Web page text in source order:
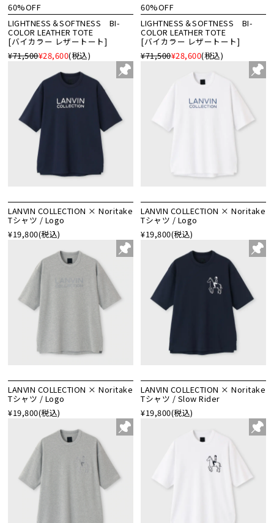
60%OFF
LIGHTNESS＆SOFTNESS BI-
COLOR LEATHER TOTE
[バイカラー レザートート]
¥71,500¥28,600(税込)
60%OFF
LIGHTNESS＆SOFTNESS BI-
COLOR LEATHER TOTE
[バイカラー レザートート]
¥71,500¥28,600(税込)
LANVIN COLLECTION × Noritake
Tシャツ / Logo
¥19,800(税込)
LANVIN COLLECTION × Noritake
Tシャツ / Logo
¥19,800(税込)
LANVIN COLLECTION × Noritake
Tシャツ / Logo
¥19,800(税込)
LANVIN COLLECTION × Noritake
Tシャツ / Slow Rider
¥19,800(税込)